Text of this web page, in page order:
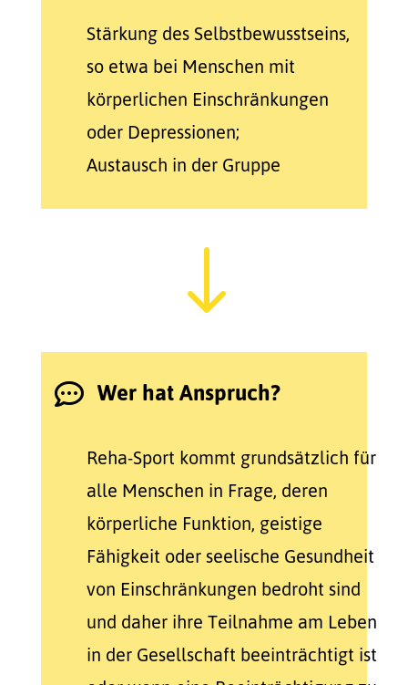
Stärkung des Selbstbewusstseins,
so etwa bei Menschen mit
körperlichen Einschränkungen
oder Depressionen;
Austausch in der Gruppe
"
 Wer hat Anspruch?
Reha-Sport kommt grundsätzlich für
alle Menschen in Frage, deren
körperliche Funktion, geistige
Fähigkeit oder seelische Gesundheit
von Einschränkungen bedroht sind
und daher ihre Teilnahme am Leben
in der Gesellschaft beeinträchtigt ist